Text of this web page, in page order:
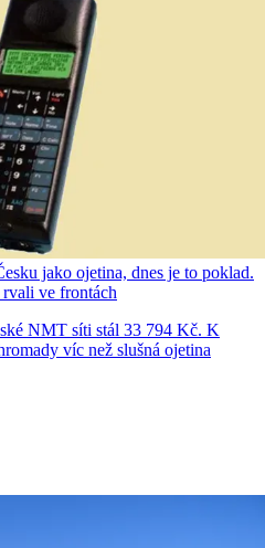
jako ojetina, dnes je to poklad.
ve frontách
NMT síti stál 33 794 Kč. K
víc než slušná ojetina